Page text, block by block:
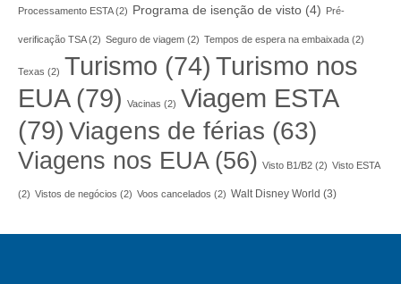
Processamento ESTA(2) Programa de isenção de visto (4) Pré-
verificação TSA(2) Seguro de viagem (2) Tempos de espera na embaixada (2)
Texas (2) Turismo (74) Turismo nos
EUA(79) Vacinas (2) Viagem ESTA
(79) Viagens de férias (63)
Viagens nos EUA(56) Visto B1/B2 (2) Visto ESTA
(2) Vistos de negócios (2) Voos cancelados (2) Walt Disney World (3)